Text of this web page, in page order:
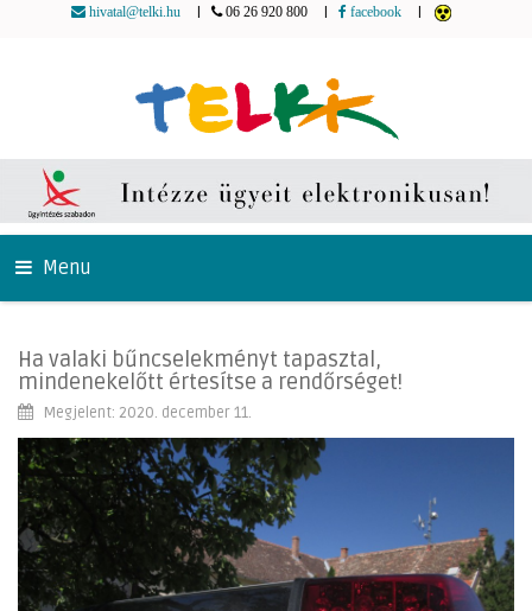
hivatal@telki.hu 06 26 920 800 facebook
Menu
Ha valaki bűncselekményt tapasztal,
mindenekelőtt értesítse a rendőrséget!
Megjelent: 2020. december 11.